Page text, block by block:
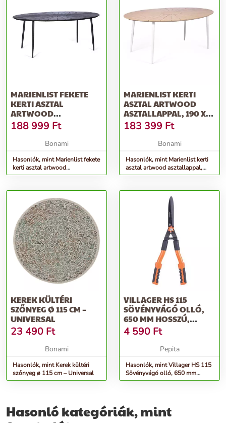
MARIENLIST FEKETE
KERTI ASZTAL
ARTWOOD
ASZTALLAPPAL, 190 X
115 CM - BONAMI
SELECTION
188 999 Ft
Bonami
Hasonlók, mint Marienlist fekete
kerti asztal artwood
asztallappal, 190 x 115 cm -
MARIENLIST KERTI
ASZTAL ARTWOOD
ASZTALLAPPAL, 190 X
115 CM - BONAMI
SELECTION
183 399 Ft
Bonami
Hasonlók, mint Marienlist kerti
asztal artwood asztallappal,
190 x 115 cm - Bonami
KEREK KÜLTÉRI
SZŐNYEG Ø 115 CM –
UNIVERSAL
23 490 Ft
Bonami
Hasonlók, mint Kerek kültéri
szőnyeg ø 115 cm – Universal
VILLAGER HS 115
SÖVÉNYVÁGÓ OLLÓ,
650 MM HOSSZÚ,
VÁGÁSI ÁTMÉRŐ 5 M...
4 590 Ft
Pepita
Hasonlók, mint Villager HS 115
Sövényvágó olló, 650 mm
hosszú, vágási átmérő 5 m...
Hasonló kategóriák, mint